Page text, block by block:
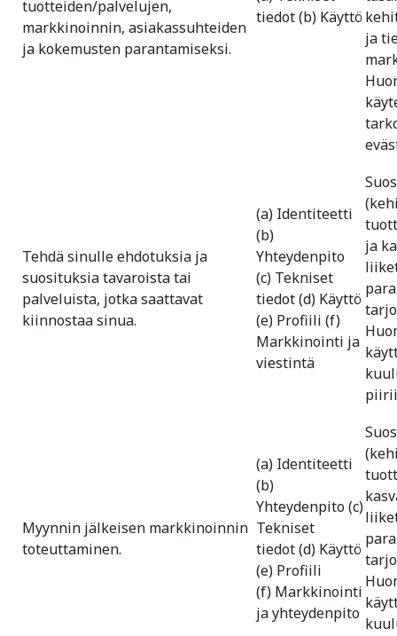
tuotteiden/palvelujen,
markkinoinnin, asiakassuhteiden
ja kokemusten parantamiseksi.
tiedot (b) Käyttö
ja
Tehdä sinulle ehdotuksia ja
suosituksia tavaroista tai
palveluista, jotka saattavat
kiinnostaa sinua.
(a) Identiteetti
(b)
Yhteydenpito
(c) Tekniset
tiedot (d) Käyttö
(e) Profiili (f)
Markkinointi ja
viestintä
ja
Myynnin jälkeisen markkinoinnin
toteuttaminen.
(a) Identiteetti
(b)
Yhteydenpito (c)
Tekniset
tiedot (d) Käyttö
(e) Profiili
(f) Markkinointi
ja yhteydenpito